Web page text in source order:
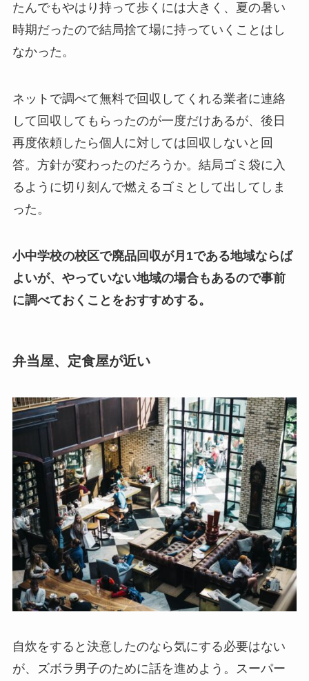
たんでもやはり持って歩くには大きく、夏の暑い
時期だったので結局捨て場に持っていくことはし
なかった。
ネットで調べて無料で回収してくれる業者に連絡
して回収してもらったのが一度だけあるが、後日
再度依頼したら個人に対しては回収しないと回
答。方針が変わったのだろうか。結局ゴミ袋に入
るように切り刻んで燃えるゴミとして出してしま
った。
小中学校の校区で廃品回収が月1である地域ならば
よいが、やっていない地域の場合もあるので事前
に調べておくことをおすすめする。
弁当屋、定食屋が近い
自炊をすると決意したのなら気にする必要はない
が、ズボラ男子のために話を進めよう。スーパー